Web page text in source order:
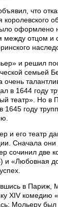
что
королевского
оформлено
между отцом
и решил
семьей
в 1644 году
театр». Но в
1645 году
и его театр
Сначала они
сочинил две
и «Любовная
в Париж,
XIV комедию
Мольеру был